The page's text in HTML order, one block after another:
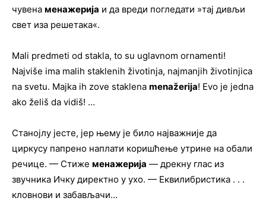
чувена менажерија и да вреди погледати »тај дивљи
свет иза решетака«.
Mali predmeti od stakla, to su uglavnom ornamenti!
Najviše ima malih staklenih životinja, najmanjih životinjica
na svetu. Majka ih zove staklena menažerija! Evo je jedna
ako želiš da vidiš! …
Станојлу јесте, јер њему је било најважније да
циркусу папрено наплати коришћење утрине на обали
речице. — Стиже менажерија — дрекну глас из
звучника Ичку директно у ухо. — Еквилибристика . . .
кловнови и забављачи…